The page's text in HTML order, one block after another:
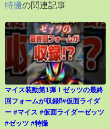
特撮の関連記事
マイス装動第1弾！ゼッツの最終
回フォームが収録⁉︎#仮面ライダ
ー #マイス #仮面ライダーゼッツ
#ゼッツ #特撮